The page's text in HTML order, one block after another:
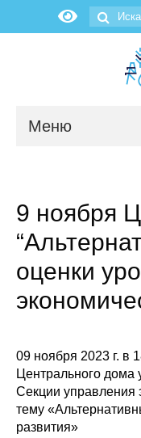
Меню
О нас
Об
Научные
Сотрудники
Отчетность
9 ноября
оценки
09 ноября 2023 г. в
Центрального дома
Секции управления
тему
развития»